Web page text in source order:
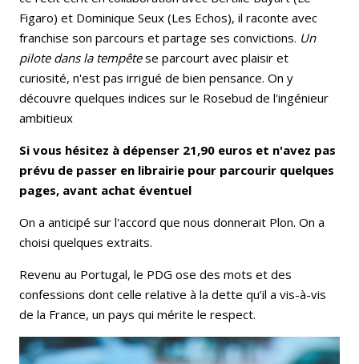
Figaro) et Dominique Seux (Les Echos), il raconte avec
franchise son parcours et partage ses convictions. Un
pilote dans la tempêtese parcourt avec plaisir et
curiosité, n'est pas irrigué de bien pensance. On y
découvre quelques indices sur le Rosebud de l'ingénieur
ambitieux
Si vous hésitez à dépenser 21,90 euros et n'avez pas
prévu de passer en librairie pour parcourir quelques
pages, avant achat éventuel
On a anticipé sur l'accord que nous donnerait Plon. On a
choisi quelques extraits.
Revenu au Portugal, le PDG ose des mots et des
confessions dont celle relative à la dette qu’il a vis-à-vis
de la France, un pays qui mérite le respect.